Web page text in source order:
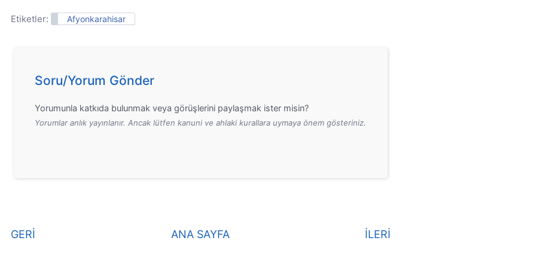
Etiketler: Afyonkarahisar
Soru/Yorum Gönder
Yorumunla katkıda bulunmak veya görüşlerini paylaşmak ister misin?
Yorumlar anlık yayınlanır. Ancak lütfen kanuni ve ahlaki kurallara uymaya önem gösteriniz.
GERİ İLERİ
ANA SAYFA